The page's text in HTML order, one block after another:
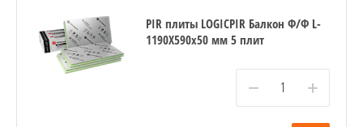
PIR плиты LOGICPIR Балкон Ф/Ф L-
1190Х590х50 мм 5 плит
− +